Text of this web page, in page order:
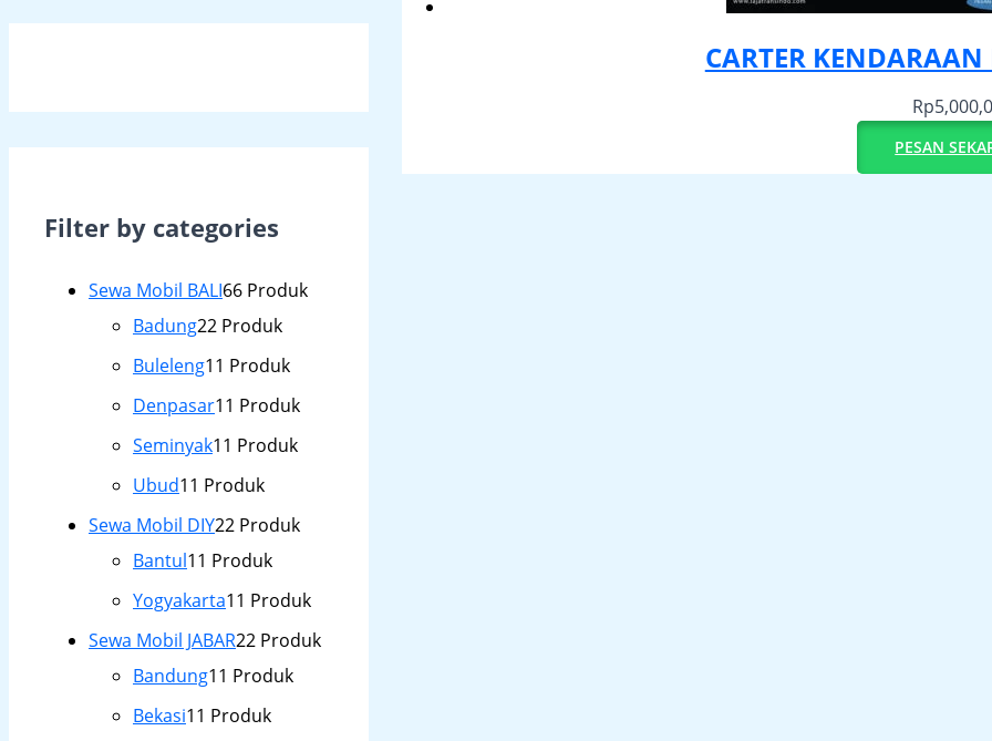
Filter by categories
Sewa Mobil BALI66 Produk
Badung22 Produk
Buleleng11 Produk
Denpasar11 Produk
Seminyak11 Produk
Ubud11 Produk
Sewa Mobil DIY22 Produk
Bantul11 Produk
Yogyakarta11 Produk
Sewa Mobil JABAR22 Produk
Bandung11 Produk
Bekasi11 Produk
CARTER
Rp
PESAN